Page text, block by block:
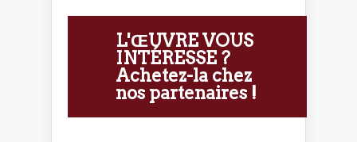
L'ŒUVRE VOUS
INTÉRESSE ?
Achetez-la chez
nos partenaires !